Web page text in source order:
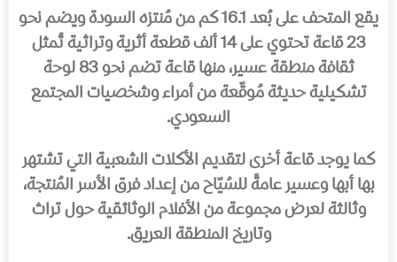
يقع المتحف على بُعد 16.1 كم من مُنتزه السودة ويضم نحو
23 قاعة تحتوي على 14 ألف قطعة أثرية وتراثية تُمثل
ثقافة منطقة عسير، منها قاعة تضم نحو 83 لوحة
تشكيلية حديثة مُوقّعة من أمراء وشخصيات المجتمع
السعودي.
كما يوجد قاعة أخرى لتقديم الأكلات الشعبية التي تشتهر
بها أبها وعسير عامةً للسُيّاح من إعداد فرق الأسر المُنتجة،
وثالثة لعرض مجموعة من الأفلام الوثائقية حول تراث
وتاريخ المنطقة العريق.